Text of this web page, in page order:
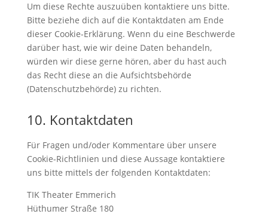
Um diese Rechte auszuüben kontaktiere uns bitte.
Bitte beziehe dich auf die Kontaktdaten am Ende
dieser Cookie-Erklärung. Wenn du eine Beschwerde
darüber hast, wie wir deine Daten behandeln,
würden wir diese gerne hören, aber du hast auch
das Recht diese an die Aufsichtsbehörde
(Datenschutzbehörde) zu richten.
10. Kontaktdaten
Für Fragen und/oder Kommentare über unsere
Cookie-Richtlinien und diese Aussage kontaktiere
uns bitte mittels der folgenden Kontaktdaten:
TIK Theater Emmerich
Hüthumer Straße 180